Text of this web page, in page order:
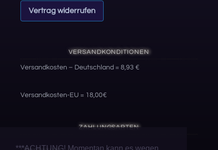
Vertrag widerrufen
VERSANDKONDITIONEN
Versandkosten – Deutschland = 8,93 €
Versandkosten-EU = 18,00€
ZAHLUNGSARTEN
***ACHTUNG! Momentan kann es wegen